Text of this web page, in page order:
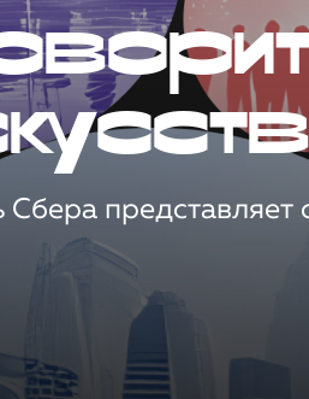
Сбера